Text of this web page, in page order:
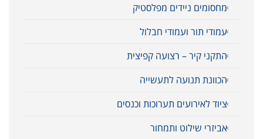
מחסומים ניידים מפלסטיק
עמודי תור ועמודי חבלול
התקני קיר – רצועה קפיצית
הכוונת תנועה לתעשייה
ציוד לאירועים תערוכות וכנסים
אביזרי שילוט ותמחור